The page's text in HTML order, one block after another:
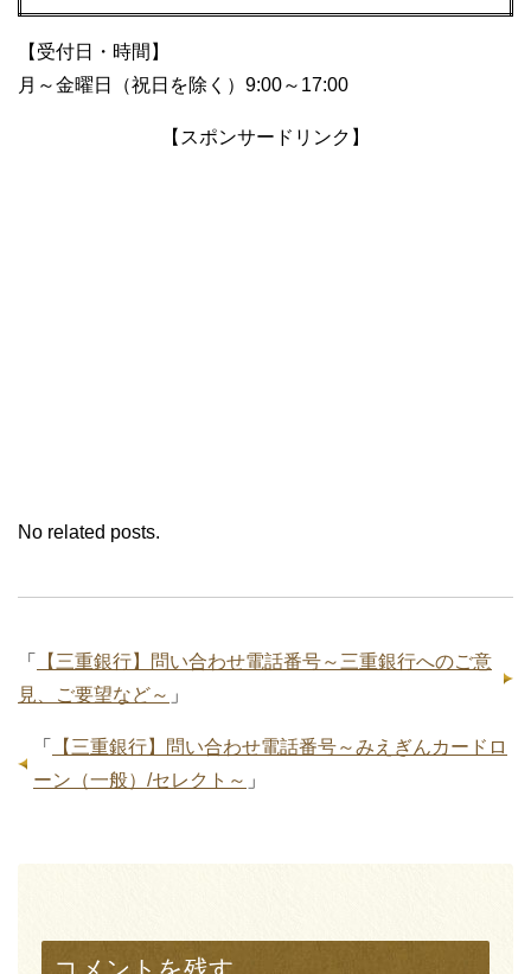
【受付日・時間】
月～金曜日（祝日を除く）9:00～17:00
【スポンサードリンク】
No related posts.
「
【三重銀行】問い合わせ電話番号～三重銀行へのご意
見、ご要望など～ 」
「
【三重銀行】問い合わせ電話番号～みえぎんカードロ
ーン（一般）/セレクト～ 」